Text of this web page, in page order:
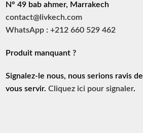
N° 49 bab ahmer, Marrakech
contact@livkech.com
WhatsApp : +212 660 529 462
Produit manquant ?
Signalez-le nous, nous serions ravis de
vous servir. Cliquez ici pour signaler.